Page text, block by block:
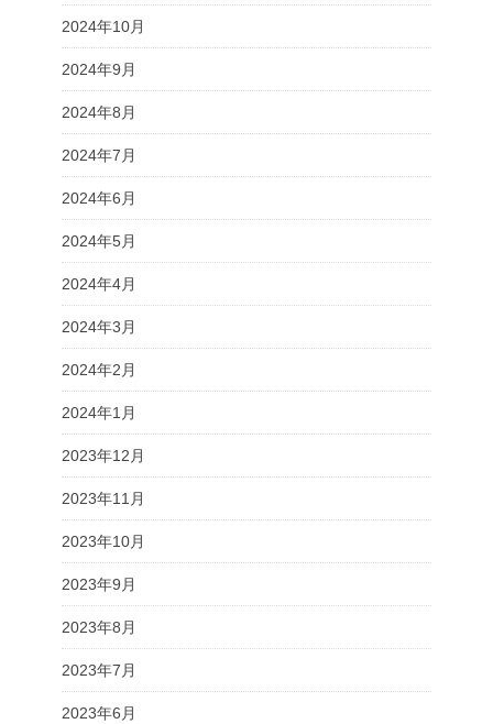
2024年10月
2024年9月
2024年8月
2024年7月
2024年6月
2024年5月
2024年4月
2024年3月
2024年2月
2024年1月
2023年12月
2023年11月
2023年10月
2023年9月
2023年8月
2023年7月
2023年6月